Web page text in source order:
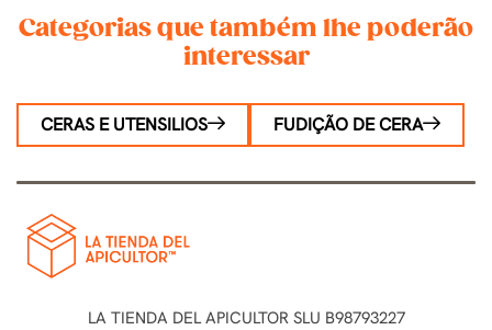
Categorias que também lhe poderão
interessar
CERAS E UTENSILIOS FUDIÇÃO DE CERA
LA TIENDA DEL APICULTOR SLU B98793227